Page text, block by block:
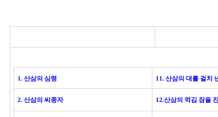
1. 산삼의 심령 11. 산삼의 대를 걸치
2. 산삼의 씨종자 12.산삼의 꺽김 잠을